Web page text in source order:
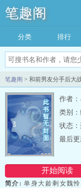
笔趣阁
分类 排行
笔趣阁 > 和前男友分手后大
作者：
类别
状态
开始阅读
最后更
简介: 单身大龄剩女魏